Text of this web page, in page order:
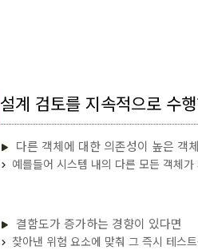
설계 검토를 지속적으로 수
다른 객체에 대한 의존성이 높은 객
예를들어 시스템 내의 다른 모든 객체
결함도가 증가하는 경향이 있다면
찾아낸 위험 요소에 맞춰 그 즉시 테스